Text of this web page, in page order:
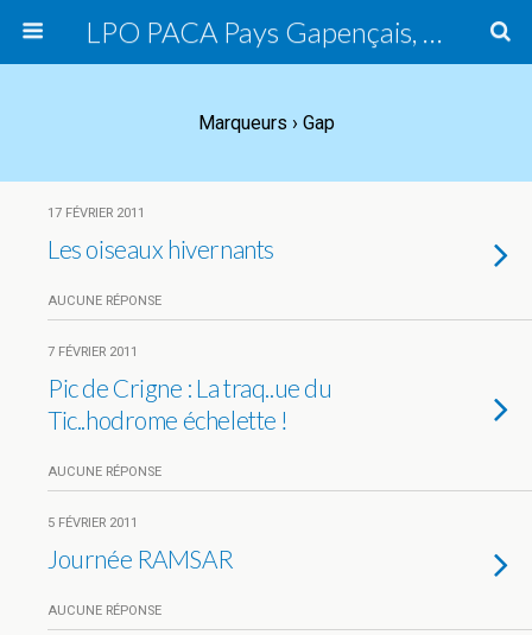
LPO PACA Pays Gapençais, groupe local
Marqueurs › Gap
17 FÉVRIER 2011
Les oiseaux hivernants
AUCUNE RÉPONSE
7 FÉVRIER 2011
Pic de Crigne : La traq..ue du
Tic..hodrome échelette !
AUCUNE RÉPONSE
5 FÉVRIER 2011
Journée RAMSAR
AUCUNE RÉPONSE